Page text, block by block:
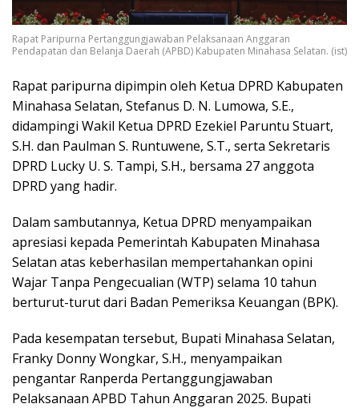
Rapat Paripurna Pertanggungjawaban Pelaksanaan Anggaran
Pendapatan dan Belanja Daerah (APBD) Kabupaten Minahasa Selatan. (ist)
Rapat paripurna dipimpin oleh Ketua DPRD Kabupaten
Minahasa Selatan, Stefanus D. N. Lumowa, S.E.,
didampingi Wakil Ketua DPRD Ezekiel Paruntu Stuart,
S.H. dan Paulman S. Runtuwene, S.T., serta Sekretaris
DPRD Lucky U. S. Tampi, S.H., bersama 27 anggota
DPRD yang hadir.
Dalam sambutannya, Ketua DPRD menyampaikan
apresiasi kepada Pemerintah Kabupaten Minahasa
Selatan atas keberhasilan mempertahankan opini
Wajar Tanpa Pengecualian (WTP) selama 10 tahun
berturut-turut dari Badan Pemeriksa Keuangan (BPK).
Pada kesempatan tersebut, Bupati Minahasa Selatan,
Franky Donny Wongkar, S.H., menyampaikan
pengantar Ranperda Pertanggungjawaban
Pelaksanaan APBD Tahun Anggaran 2025. Bupati